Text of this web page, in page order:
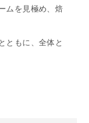
ムを見極め、焙
ともに、全体と